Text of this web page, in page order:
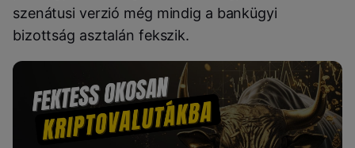
szenátusi verzió még mindig a bankügyi
bizottság asztalán fekszik.